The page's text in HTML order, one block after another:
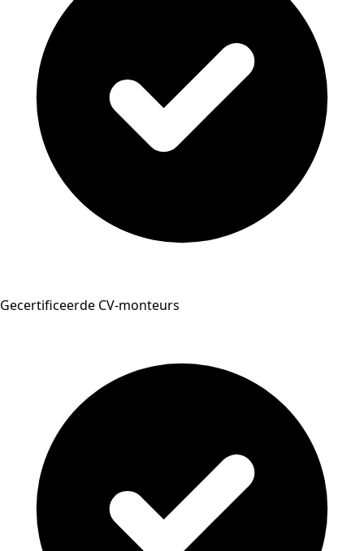
Gecertificeerde CV-monteurs